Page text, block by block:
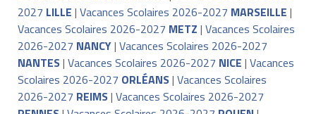
2027 LILLE | Vacances Scolaires 2026-2027 MARSEILLE |
Vacances Scolaires 2026-2027 METZ | Vacances Scolaires
2026-2027 NANCY| Vacances Scolaires 2026-2027
NANTES| Vacances Scolaires 2026-2027 NICE | Vacances
Scolaires 2026-2027 ORLÉANS| Vacances Scolaires
2026-2027 REIMS| Vacances Scolaires 2026-2027